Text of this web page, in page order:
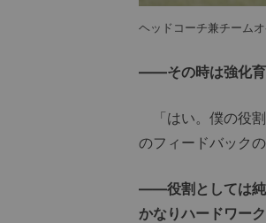
ヘッドコーチ兼チーム
――その時は強化育
「はい。僕の役
のフィードバック
――役割としては純
かなりハードワー